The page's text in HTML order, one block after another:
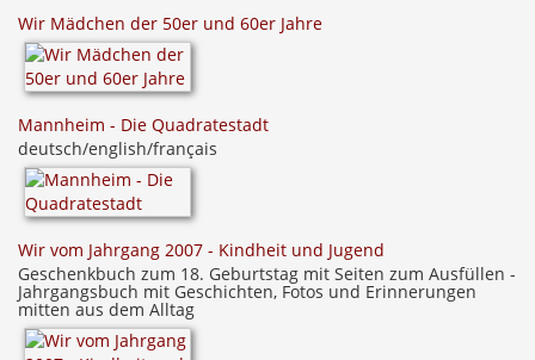
Wir Mädchen der 50er und 60er Jahre
Mannheim - Die Quadratestadt
deutsch/english/français
Wir vom Jahrgang 2007 - Kindheit und Jugend
Geschenkbuch zum 18. Geburtstag mit Seiten zum Ausfüllen -
Jahrgangsbuch mit Geschichten, Fotos und Erinnerungen
mitten aus dem Alltag